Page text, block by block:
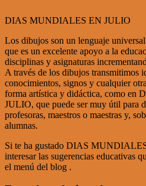
DIAS MUNDIALES EN JULIO
Los dibujos son un lenguaje
que es un excelente apoyo a la
disciplinas y asignaturas
A través de los dibujos transmitimos
conocimientos, signos y cualquier
forma artística y didáctica, como
JULIO, que puede ser muy útil para
profesoras, maestros o maestras y,
alumnas.
Si te ha gustado DIAS
interesar las sugerencias educativas
el menú del blog .